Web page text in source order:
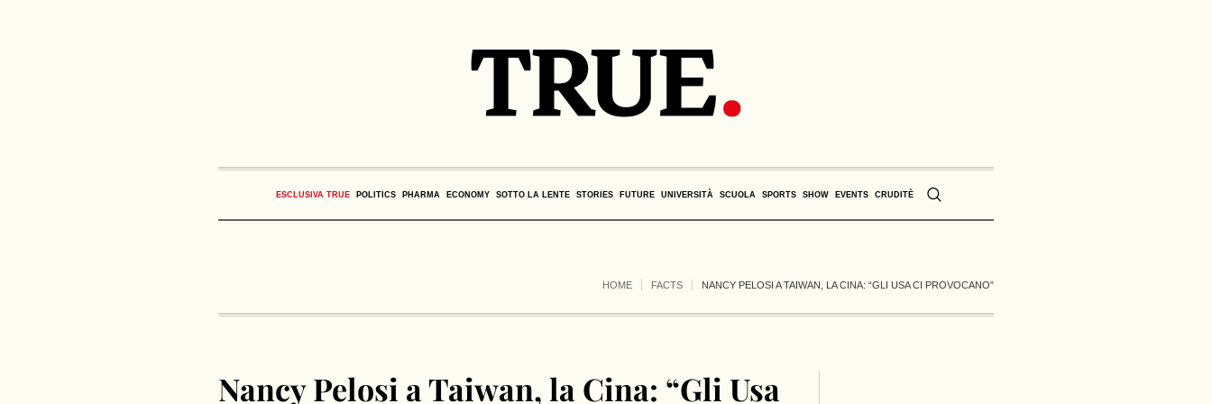
ESCLUSIVA TRUE POLITICS PHARMA ECONOMY SOTTO LA LENTE STORIES FUTURE UNIVERSITÀ SCUOLA SPORTS SHOW EVENTS CRUDITÈ
HOME FACTS NANCY PELOSI A TAIWAN, LA CINA: “GLI USA CI PROVOCANO”
Nancy Pelosi a Taiwan, la Cina: “Gli Usa